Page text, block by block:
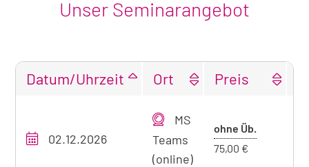
Unser Seminarangebot
unseres
Datum/Uhrzeit Ort Preis
02.12.2026
MS
Teams
(online)
ohne Üb.
75,00 €